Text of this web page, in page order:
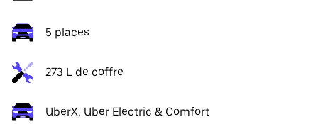
5 places
273 L de coffre
UberX, Uber Electric & Comfort